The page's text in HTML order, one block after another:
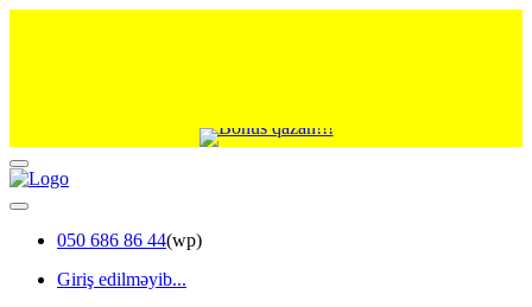
050 686 86 44(wp)
Giriş edilməyib...